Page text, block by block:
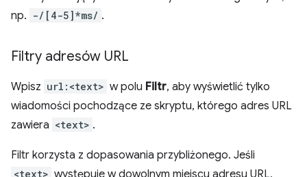
np. -/[4-5]*ms/ .
Filtry adresów URL
Wpisz url:<text> w polu Filtr, aby wyświetlić tylko
wiadomości pochodzące ze skryptu, którego adres URL
zawiera <text> .
Filtr korzysta z dopasowania przybliżonego. Jeśli
<text> występuje w dowolnym miejscu adresu URL,